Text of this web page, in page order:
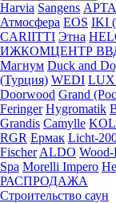
Harvia Sangens АРТА
Атмосфера EOS IKI
CARIITTI Этна
ИЖКОМЦЕНТР
Магнум Duck and
(Турция) WEDI LUX
Doorwood Grand
Feringer Hygromatik
Grandis Camylle
RGR Ермак Licht-
Fischer ALDO
Spa Morelli Impero
РАСПРОДАЖА
Строительство саун